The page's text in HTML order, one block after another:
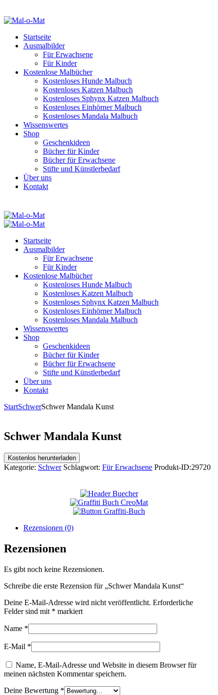
Startseite
Ausmalbilder
Für Erwachsene
Für Kinder
Kostenlose Malbücher
Kostenloses Hunde Malbuch
Kostenloses Katzen Malbuch
Kostenloses Sphynx Katzen Malbuch
Kostenloses Einhörner Malbuch
Kostenloses Mandala Malbuch
Wissenswertes
Shop
Geschenkideen
Bücher für Kinder
Bücher für Erwachsene
Stifte und Künstlerbedarf
Über uns
Kontakt
Startseite
Ausmalbilder
Für Erwachsene
Für Kinder
Kostenlose Malbücher
Kostenloses Hunde Malbuch
Kostenloses Katzen Malbuch
Kostenloses Sphynx Katzen Malbuch
Kostenloses Einhörner Malbuch
Kostenloses Mandala Malbuch
Wissenswertes
Shop
Geschenkideen
Bücher für Kinder
Bücher für Erwachsene
Stifte und Künstlerbedarf
Über uns
Kontakt
StartSchwerSchwer Mandala Kunst
Schwer Mandala Kunst
Kostenlos herunterladen
Kategorie: Schwer Schlagwort: Für Erwachsene Produkt-ID:29720
Rezensionen (0)
Rezensionen
Es gibt noch keine Rezensionen.
Schreibe die erste Rezension für „Schwer Mandala Kunst“
Deine E-Mail-Adresse wird nicht veröffentlicht. Erforderliche
Felder sind mit * markiert
Name *
E-Mail *
Name, E-Mail-Adresse und Website in diesem Browser für
meinen nächsten Kommentar speichern.
Deine Bewertung *